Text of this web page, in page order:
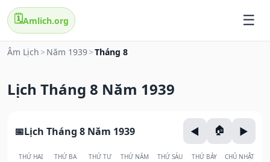
🗓️Amlich.org
Âm Lịch > Năm 1939>Tháng 8
Lịch Tháng 8 Năm 1939
Lịch Tháng 8 Năm 1939
THỨ HAI THỨ BA THỨ TƯ THỨ NĂM THỨ SÁU THỨ BẢY CHỦ NHẬT